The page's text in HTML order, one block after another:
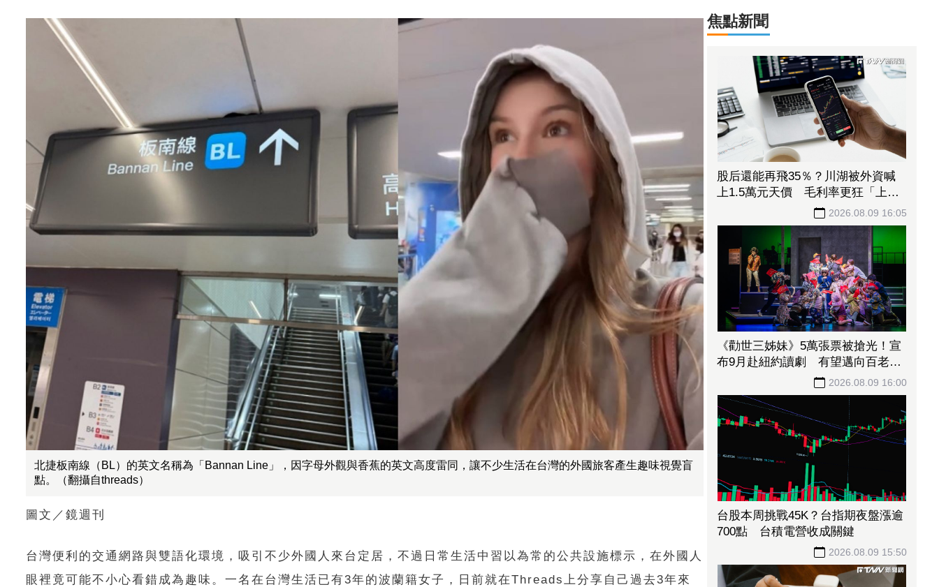
北捷板南線（BL）的英文名稱為「Bannan Line」，因字母外觀與香蕉的英文高度雷同，讓不少生活在台灣的外國旅客產生趣味視覺盲
點。（翻攝自threads）
圖文／鏡週刊
台灣便利的交通網路與雙語化環境，吸引不少外國人來台定居，不過日常生活中習以為常的公共設施標示，在外國人
眼裡竟可能不小心看錯成為趣味。一名在台灣生活已有3年的波蘭籍女子，日前就在Threads上分享自己過去3年來
焦點新聞
股后還能再飛35％？川湖被外資喊
上1.5萬元天價 毛利率更狂「上看
2026.08.09 16:05
《勸世三姊妹》5萬張票被搶光！宣
布9月赴紐約讀劇 有望邁向百老匯
2026.08.09 16:00
台股本周挑戰45K？台指期夜盤漲逾
700點 台積電營收成關鍵
2026.08.09 15:50